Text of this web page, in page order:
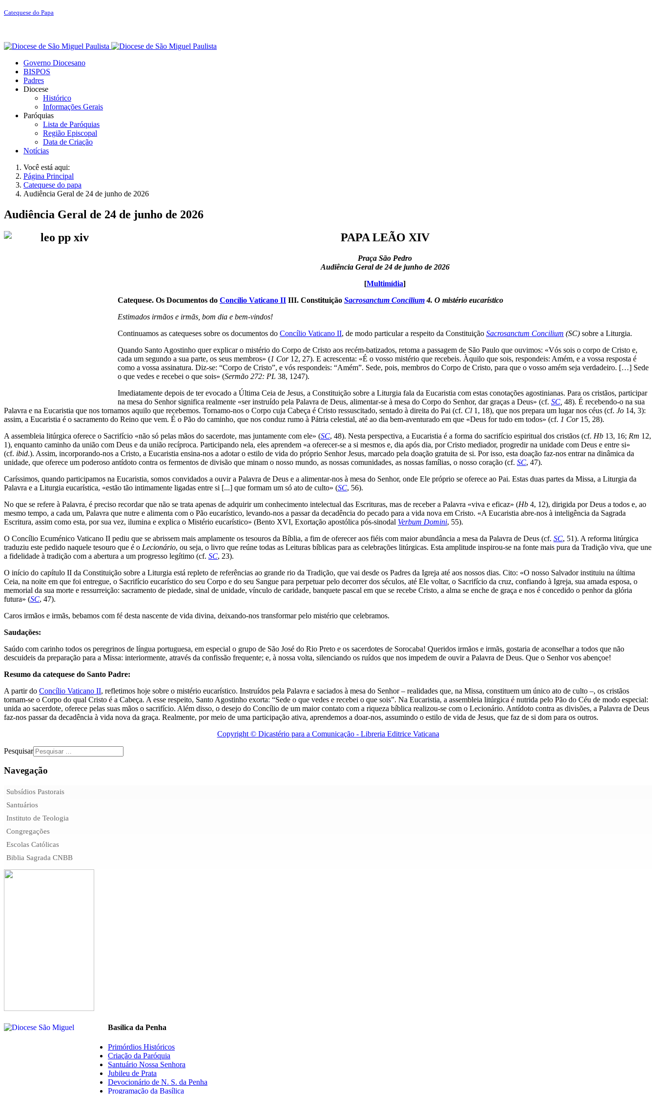
Catequese do Papa
Governo Diocesano
BISPOS
Padres
Diocese
Histórico
Informações Gerais
Paróquias
Lista de Paróquias
Região Episcopal
Data de Criação
Notícias
Você está aqui:
Página Principal
Catequese do papa
Audiência Geral de 24 de junho de 2026
Audiência Geral de 24 de junho de 2026
PAPA LEÃO XIV
Praça São Pedro
Audiência Geral de 24 de junho de 2026
[Multimídia]
Catequese. Os Documentos do Concílio Vaticano II III. Constituição Sacrosanctum Concilium4. O mistério eucarístico
Estimados irmãos e irmãs, bom dia e bem-vindos!
Continuamos as catequeses sobre os documentos do Concílio Vaticano II, de modo particular a respeito da Constituição Sacrosanctum Concilium (SC) sobre a Liturgia.
Quando Santo Agostinho quer explicar o mistério do Corpo de Cristo aos recém-batizados, retoma a passagem de São Paulo que ouvimos: «Vós sois o corpo de Cristo e,
cada um segundo a sua parte, os seus membros» (1 Cor12, 27). E acrescenta: «É o vosso mistério que recebeis. Àquilo que sois, respondeis: Amém, e a vossa resposta é
como a vossa assinatura. Diz-se: “Corpo de Cristo”, e vós respondeis: “Amém”. Sede, pois, membros do Corpo de Cristo, para que o vosso amém seja verdadeiro. […] Sede
o que vedes e recebei o que sois» (Sermão 272: PL 38, 1247).
Imediatamente depois de ter evocado a Última Ceia de Jesus, a Constituição sobre a Liturgia fala da Eucaristia com estas conotações agostinianas. Para os cristãos, participar
na mesa do Senhor significa realmente «ser instruído pela Palavra de Deus, alimentar-se à mesa do Corpo do Senhor, dar graças a Deus» (cf. SC 48). É recebendo-o na sua
Palavra e na Eucaristia que nos tornamos aquilo que recebemos. Tornamo-nos o Corpo cuja Cabeça é Cristo ressuscitado, sentado à direita do Pai (cf. Cl 1, 18), que nos prepara um lugar nos céus (cf. Jo 14, 3):
assim, a Eucaristia é o sacramento do Reino que vem. É o Pão do caminho, que nos conduz rumo à Pátria celestial, até ao dia bem-aventurado em que «Deus for tudo em todos» (cf. 1 Cor15, 28).
A assembleia litúrgica oferece o Sacrifício «não só pelas mãos do sacerdote, mas juntamente com ele» (SC, 48). Nesta perspectiva, a Eucaristia é a forma do sacrifício espiritual dos cristãos (cf. Hb 13, 16; Rm 12,
1), enquanto caminho da união com Deus e da união recíproca. Participando nela, eles aprendem «a oferecer-se a si mesmos e, dia após dia, por Cristo mediador, progredir na unidade com Deus e entre si»
(cf. ibid.). Assim, incorporando-nos a Cristo, a Eucaristia ensina-nos a adotar o estilo de vida do próprio Senhor Jesus, marcado pela doação gratuita de si. Por isso, esta doação faz-nos entrar na dinâmica da
unidade, que oferece um poderoso antídoto contra os fermentos de divisão que minam o nosso mundo, as nossas comunidades, as nossas famílias, o nosso coração (cf. SC, 47).
Caríssimos, quando participamos na Eucaristia, somos convidados a ouvir a Palavra de Deus e a alimentar-nos à mesa do Senhor, onde Ele próprio se oferece ao Pai. Estas duas partes da Missa, a Liturgia da
Palavra e a Liturgia eucarística, «estão tão intimamente ligadas entre si [...] que formam um só ato de culto» (SC, 56).
No que se refere à Palavra, é preciso recordar que não se trata apenas de adquirir um conhecimento intelectual das Escrituras, mas de receber a Palavra «viva e eficaz» (Hb 4, 12), dirigida por Deus a todos e, ao
mesmo tempo, a cada um, Palavra que nutre e alimenta com o Pão eucarístico, levando-nos a passar da decadência do pecado para a vida nova em Cristo. «A Eucaristia abre-nos à inteligência da Sagrada
Escritura, assim como esta, por sua vez, ilumina e explica o Mistério eucarístico» (Bento XVI, Exortação apostólica pós-sinodal Verbum Domini, 55).
O Concílio Ecuménico Vaticano II pediu que se abrissem mais amplamente os tesouros da Bíblia, a fim de oferecer aos fiéis com maior abundância a mesa da Palavra de Deus (cf. SC, 51). A reforma litúrgica
traduziu este pedido naquele tesouro que é o Lecionário, ou seja, o livro que reúne todas as Leituras bíblicas para as celebrações litúrgicas. Esta amplitude inspirou-se na fonte mais pura da Tradição viva, que une
a fidelidade à tradição com a abertura a um progresso legítimo (cf. SC, 23).
O início do capítulo II da Constituição sobre a Liturgia está repleto de referências ao grande rio da Tradição, que vai desde os Padres da Igreja até aos nossos dias. Cito: «O nosso Salvador instituiu na última
Ceia, na noite em que foi entregue, o Sacrifício eucarístico do seu Corpo e do seu Sangue para perpetuar pelo decorrer dos séculos, até Ele voltar, o Sacrifício da cruz, confiando à Igreja, sua amada esposa, o
memorial da sua morte e ressurreição: sacramento de piedade, sinal de unidade, vínculo de caridade, banquete pascal em que se recebe Cristo, a alma se enche de graça e nos é concedido o penhor da glória
futura» (SC, 47).
Caros irmãos e irmãs, bebamos com fé desta nascente de vida divina, deixando-nos transformar pelo mistério que celebramos.
Saudações:
Saúdo com carinho todos os peregrinos de língua portuguesa, em especial o grupo de São José do Rio Preto e os sacerdotes de Sorocaba! Queridos irmãos e irmãs, gostaria de aconselhar a todos que não
descuideis da preparação para a Missa: interiormente, através da confissão frequente; e, à nossa volta, silenciando os ruídos que nos impedem de ouvir a Palavra de Deus. Que o Senhor vos abençoe!
Resumo da catequese do Santo Padre:
A partir do Concílio Vaticano II, refletimos hoje sobre o mistério eucarístico. Instruídos pela Palavra e saciados à mesa do Senhor – realidades que, na Missa, constituem um único ato de culto –, os cristãos
tornam-se o Corpo do qual Cristo é a Cabeça. A esse respeito, Santo Agostinho exorta: “Sede o que vedes e recebei o que sois”. Na Eucaristia, a assembleia litúrgica é nutrida pelo Pão do Céu de modo especial:
unida ao sacerdote, oferece pelas suas mãos o sacrifício. Além disso, o desejo do Concílio de um maior contato com a riqueza bíblica realizou-se com o Lecionário. Antídoto contra as divisões, a Palavra de Deus
faz-nos passar da decadência à vida nova da graça. Realmente, por meio de uma participação ativa, aprendemos a doar-nos, assumindo o estilo de vida de Jesus, que faz de si dom para os outros.
Copyright © Dicastério para a Comunicação - Libreria Editrice Vaticana
Pesquisar
Navegação
Subsídios Pastorais
Santuários
Instituto de Teologia
Congregações
Escolas Católicas
Biblia Sagrada CNBB
Basílica da Penha
Primórdios Históricos
Criação da Paróquia
Santuário Nossa Senhora
Jubileu de Prata
Devocionário de N. S. da Penha
Programação da Basílica